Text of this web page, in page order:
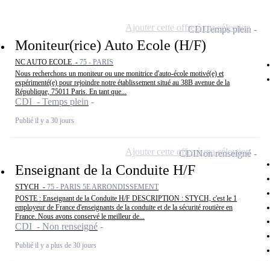
Moniteur(rice) Auto Ecole (H/F)
NC AUTO ECOLE - 75 - PARIS
Nous recherchons un moniteur ou une monitrice d'auto-école motivé(e) et
expérimenté(e) pour rejoindre notre établissement situé au 38B avenue de la
République, 75011 Paris. En tant que...
CDI - Temps plein
Publié il y a 30 jours
CDITemps plein
Ajouter cette offre à ma sélection
Enseignant de la Conduite H/F
STYCH - 75 - PARIS 5E ARRONDISSEMENT
POSTE : Enseignant de la Conduite H/F DESCRIPTION : STYCH, c'est le 1
employeur de France d'enseignants de la conduite et de la sécurité routière en
France. Nous avons conservé le meilleur de...
CDI - Non renseigné
Publié il y a plus de 30 jours
CDINon renseigné
Ajouter cette offre à ma sélection